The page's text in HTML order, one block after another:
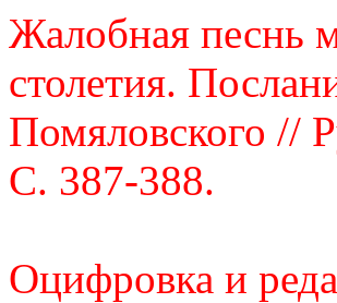
Жалобная песнь
столетия.
Помяловского //
С. 387-388.
Оцифровка и